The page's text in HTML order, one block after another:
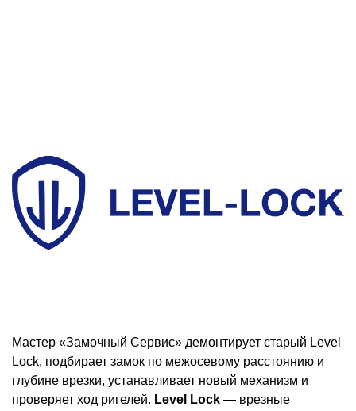
Мастер «Замочный Сервис» демонтирует старый Level
Lock, подбирает замок по межосевому расстоянию и
глубине врезки, устанавливает новый механизм и
проверяет ход ригелей. Level Lock — врезные